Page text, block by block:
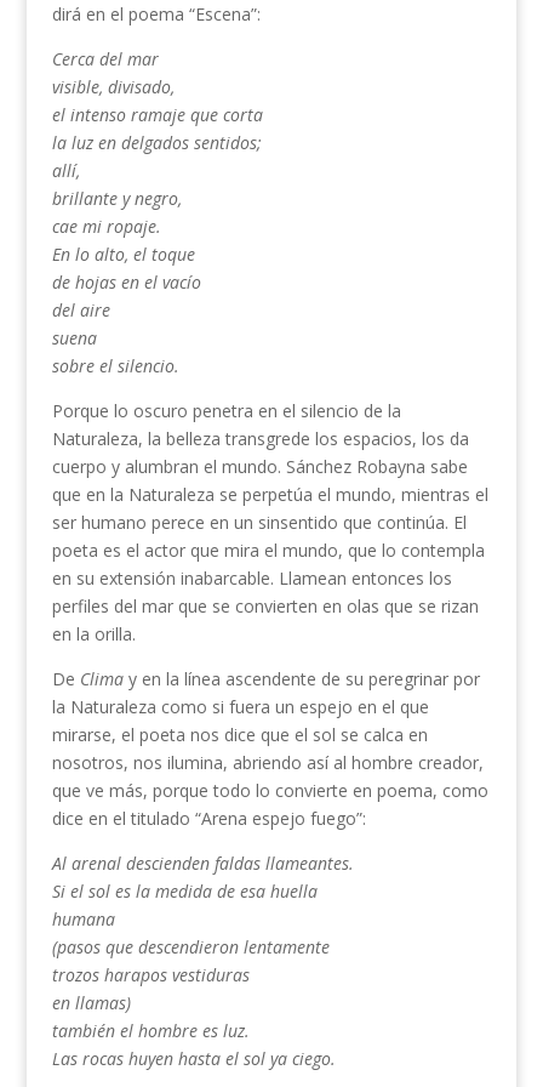
dirá en el poema “Escena”:
Cerca del mar
visible, divisado,
el intenso ramaje que corta
la luz en delgados sentidos;
allí,
brillante y negro,
cae mi ropaje.
En lo alto, el toque
de hojas en el vacío
del aire
suena
sobre el silencio.
Porque lo oscuro penetra en el silencio de la
Naturaleza, la belleza transgrede los espacios, los da
cuerpo y alumbran el mundo. Sánchez Robayna sabe
que en la Naturaleza se perpetúa el mundo, mientras el
ser humano perece en un sinsentido que continúa. El
poeta es el actor que mira el mundo, que lo contempla
en su extensión inabarcable. Llamean entonces los
perfiles del mar que se convierten en olas que se rizan
en la orilla.
De Clima y en la línea ascendente de su peregrinar por
la Naturaleza como si fuera un espejo en el que
mirarse, el poeta nos dice que el sol se calca en
nosotros, nos ilumina, abriendo así al hombre creador,
que ve más, porque todo lo convierte en poema, como
dice en el titulado “Arena espejo fuego”:
Al arenal descienden faldas llameantes.
Si el sol es la medida de esa huella
humana
(pasos que descendieron lentamente
trozos harapos vestiduras
en llamas)
también el hombre es luz.
Las rocas huyen hasta el sol ya ciego.